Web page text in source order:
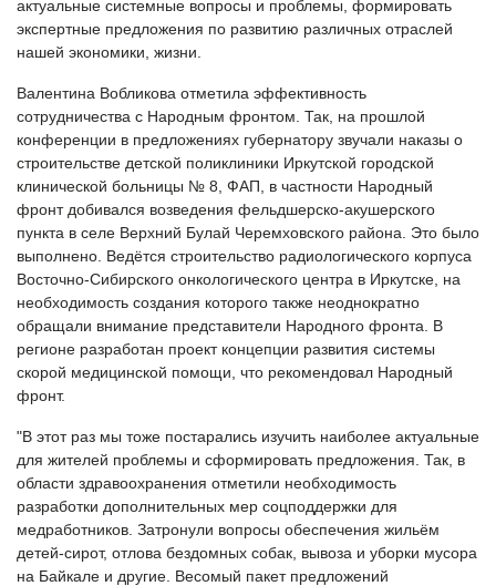
актуальные системные вопросы и проблемы, формировать
экспертные предложения по развитию различных отраслей
нашей экономики, жизни.
Валентина Вобликова отметила эффективность
сотрудничества с Народным фронтом. Так, на прошлой
конференции в предложениях губернатору звучали наказы о
строительстве детской поликлиники Иркутской городской
клинической больницы № 8, ФАП, в частности Народный
фронт добивался возведения фельдшерско-акушерского
пункта в селе Верхний Булай Черемховского района. Это было
выполнено. Ведётся строительство радиологического корпуса
Восточно-Сибирского онкологического центра в Иркутске, на
необходимость создания которого также неоднократно
обращали внимание представители Народного фронта. В
регионе разработан проект концепции развития системы
скорой медицинской помощи, что рекомендовал Народный
фронт.
"В этот раз мы тоже постарались изучить наиболее актуальные
для жителей проблемы и сформировать предложения. Так, в
области здравоохранения отметили необходимость
разработки дополнительных мер соцподдержки для
медработников. Затронули вопросы обеспечения жильём
детей-сирот, отлова бездомных собак, вывоза и уборки мусора
на Байкале и другие. Весомый пакет предложений